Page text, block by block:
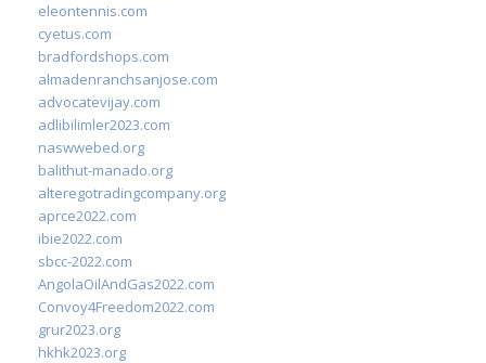
eleontennis.com
cyetus.com
bradfordshops.com
almadenranchsanjose.com
advocatevijay.com
adlibilimler2023.com
naswwebed.org
balithut-manado.org
alteregotradingcompany.org
aprce2022.com
ibie2022.com
sbcc-2022.com
AngolaOilAndGas2022.com
Convoy4Freedom2022.com
grur2023.org
hkhk2023.org